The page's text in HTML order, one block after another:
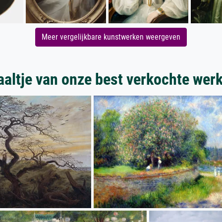
Meer vergelijkbare kunstwerken weergeven
van onze best verkochte